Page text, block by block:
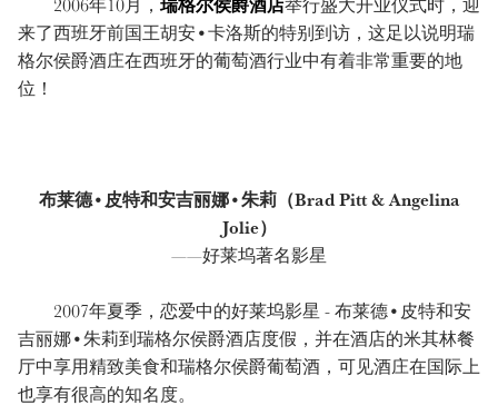
来了西班牙前国王胡安•卡洛斯的特别到访，这足以说明瑞
格尔侯爵酒庄在西班牙的葡萄酒行业中有着非常重要的地
位！
布莱德•皮特和安吉丽娜•朱莉（Brad Pitt & Angelina
Jolie）
——好莱坞著名影星
2007年夏季，恋爱中的好莱坞影星 - 布莱德•皮特和安
吉丽娜•朱莉到瑞格尔侯爵酒店度假，并在酒店的米其林餐
厅中享用精致美食和瑞格尔侯爵葡萄酒，可见酒庄在国际上
也享有很高的知名度。